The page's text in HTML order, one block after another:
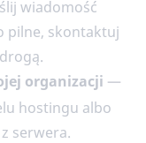
wiadomość
pilne, skontaktuj
organizacji —
hostingu albo
serwera.